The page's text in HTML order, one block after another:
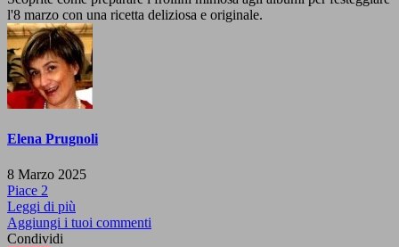
l'8 marzo con una ricetta deliziosa e originale.
Elena Prugnoli
8 Marzo 2025
Piace 2
Leggi di più
Aggiungi i tuoi commenti
Condividi